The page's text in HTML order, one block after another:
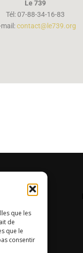
que les
de
que le
consentir
Le 739
Tél: 07-88-34-16-83
mail:contact@le739.org